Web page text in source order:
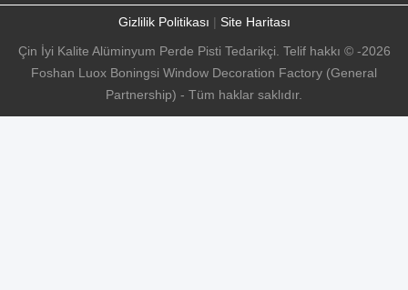
Gizlilik Politikası | Site Haritası
Çin İyi Kalite Alüminyum Perde Pisti Tedarikçi. Telif hakkı © -2026
Foshan Luox Boningsi Window Decoration Factory (General
Partnership) - Tüm haklar saklıdır.